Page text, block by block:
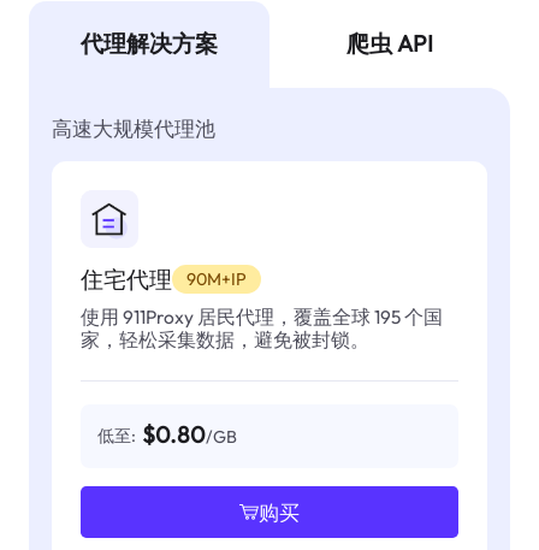
代理解决方案 爬虫 API
高速大规模代理池
住宅代理 90M+IP
使用 911Proxy 居民代理，覆盖全球 195 个国
家，轻松采集数据，避免被封锁。
低至: $0.80/GB
购买